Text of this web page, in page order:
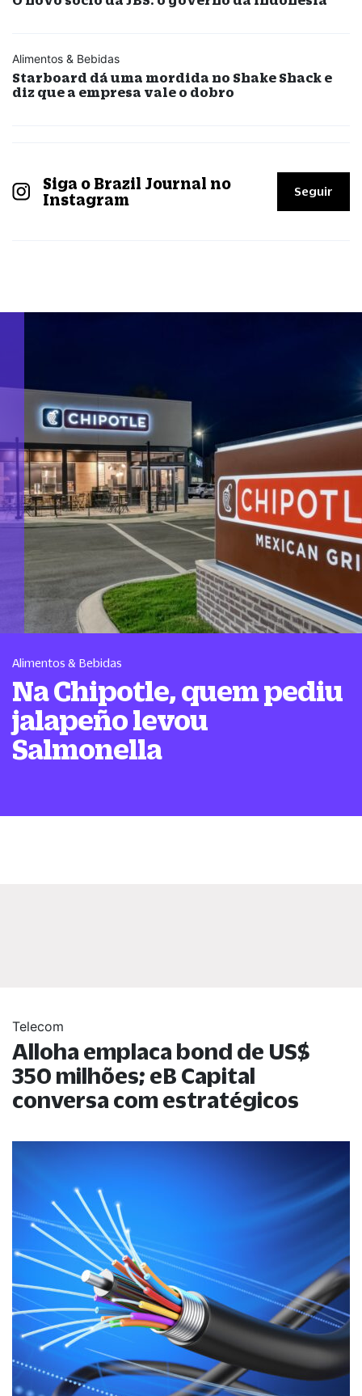
Alimentos & Bebidas
Starboard dá uma mordida no Shake Shack e
diz que a empresa vale o dobro
Siga o Brazil Journal no
Instagram
Seguir
Alimentos & Bebidas
Na Chipotle, quem pediu
jalapeño levou
Salmonella
Telecom
Alloha emplaca bond de US$
350 milhões; eB Capital
conversa com estratégicos